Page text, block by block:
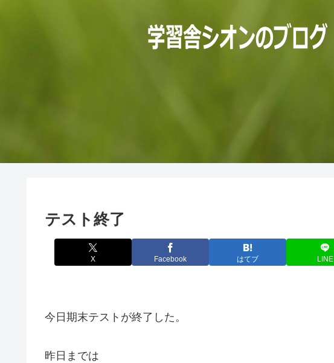
テスト終了
X Facebook はてブ LINE
今日期末テストが終了した。
昨日までは